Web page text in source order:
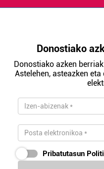
Donostiako
Donostiako azken
Astelehen, asteazken
Pribatutasun